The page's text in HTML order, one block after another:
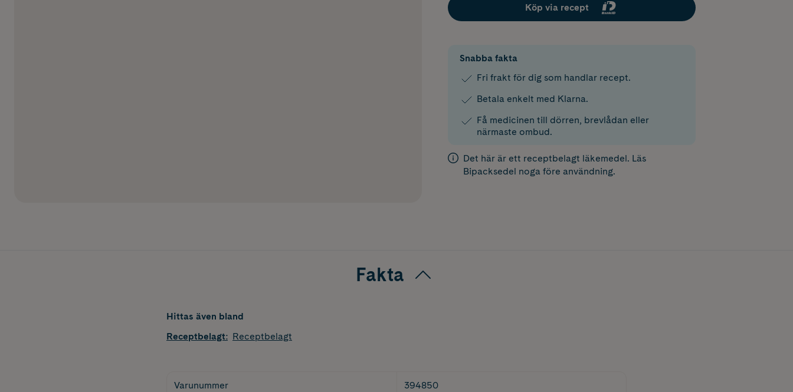
Köp via recept
Snabba fakta
Fri frakt för dig som handlar recept.
Betala enkelt med Klarna.
Få medicinen till dörren, brevlådan eller
närmaste ombud.
Det här är ett receptbelagt läkemedel. Läs
Bipacksedel noga före användning.
Fakta
Hittas även bland
Receptbelagt: Receptbelagt
Varunummer 394850